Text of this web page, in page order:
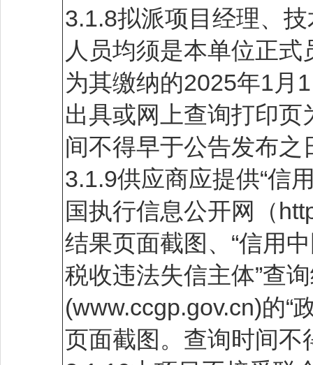
3.1.8拟派项目经理、
人员均须是本单位正
为其缴纳的2025年1月
出具或网上查询打印
间不得早于公告发布之
3.1.9供应商应提供“信
国执行信息公开网（
结果页面截图、“信用
税收违法失信主体”查
(www.ccgp.gov.cn)的“
页面截图。查询时间不